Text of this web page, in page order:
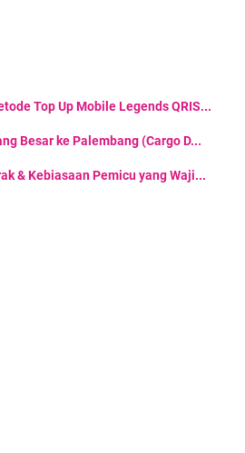
Top Up Mobile Legends QRIS...
Besar ke Palembang (Cargo D...
& Kebiasaan Pemicu yang Waji...